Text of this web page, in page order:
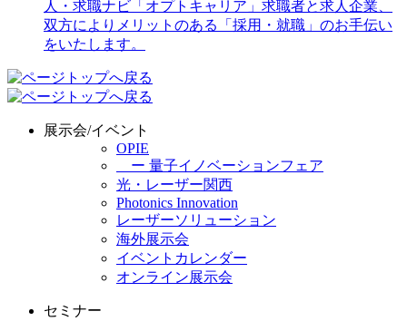
展示会/イベント
OPIE
ー 量子イノベーションフェア
光・レーザー関西
Photonics Innovation
レーザーソリューション
海外展示会
イベントカレンダー
オンライン展示会
セミナー